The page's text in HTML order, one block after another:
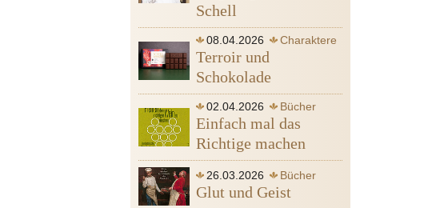
Schell
08.04.2026
Charaktere
Bücher
Wein
Terroir und
Schokolade
02.04.2026
Bücher
Wein
Einfach mal das
Richtige machen
26.03.2026
Bücher
Ofen
Glut und Geist